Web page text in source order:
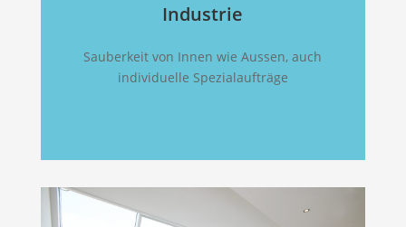
Industrie
Sauberkeit von Innen wie Aussen, auch
individuelle Spezialaufträge